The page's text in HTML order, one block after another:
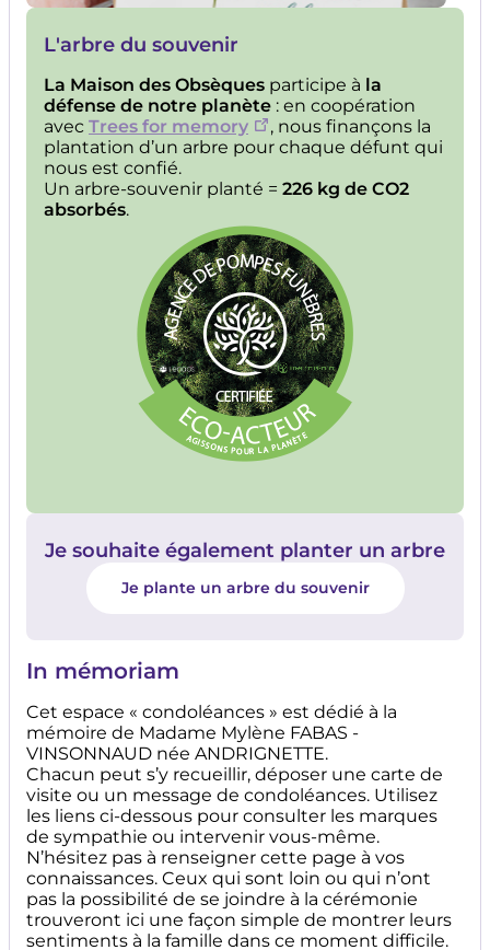
L'arbre du souvenir
La Maison des Obsèques participe à la
défense de notre planète : en coopération
avec Trees for memory
, nous finançons la
plantation d’un arbre pour chaque défunt qui
nous est confié.
Un arbre-souvenir planté = 226 kg de CO2
absorbés.
Je souhaite également planter un arbre
Je plante un arbre du souvenir
In mémoriam
Cet espace « condoléances » est dédié à la
mémoire de Madame Mylène FABAS -
VINSONNAUD née ANDRIGNETTE.
Chacun peut s’y recueillir, déposer une carte de
visite ou un message de condoléances. Utilisez
les liens ci-dessous pour consulter les marques
de sympathie ou intervenir vous-même.
N’hésitez pas à renseigner cette page à vos
connaissances. Ceux qui sont loin ou qui n’ont
pas la possibilité de se joindre à la cérémonie
trouveront ici une façon simple de montrer leurs
sentiments à la famille dans ce moment difficile.